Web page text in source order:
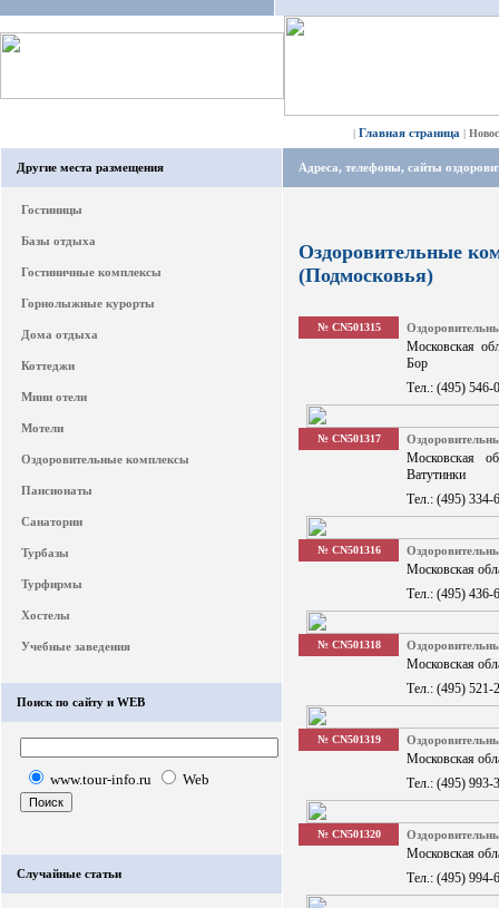
| Главная страница |
Другие места размещения
Гостиницы
Базы отдыха
Гостиничные комплексы
Горнолыжные курорты
Дома отдыха
Коттеджи
Мини отели
Мотели
Оздоровительные комплексы
Пансионаты
Санатории
Турбазы
Турфирмы
Хостелы
Учебные заведения
Поиск по сайту и WEB
www.tour-info.ru Web
Случайные статьи
Адреса, телефоны, сайты
Оздоровительные
(Подмосковья)
№ CN501315
Московская
Бор
Тел.: (495) 546-
№ CN501317
Московская
Ватутинки
Тел.: (495) 334-
№ CN501316
Московская
Тел.: (495) 436-
№ CN501318
Московская
Тел.: (495) 521-
№ CN501319
Московская
Тел.: (495) 993-
№ CN501320
Московская
Тел.: (495) 994-